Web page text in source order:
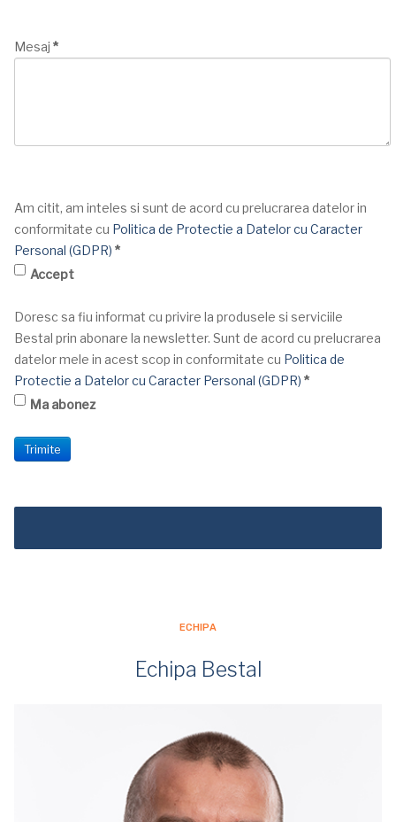
Mesaj *
Am citit, am inteles si sunt de acord cu prelucrarea datelor in
conformitate cu Politica de Protectie a Datelor cu Caracter
Personal (GDPR) *
Accept
Doresc sa fiu informat cu privire la produsele si serviciile
Bestal prin abonare la newsletter. Sunt de acord cu prelucrarea
datelor mele in acest scop in conformitate cu Politica de
Protectie a Datelor cu Caracter Personal (GDPR) *
Ma abonez
ECHIPA
Echipa Bestal